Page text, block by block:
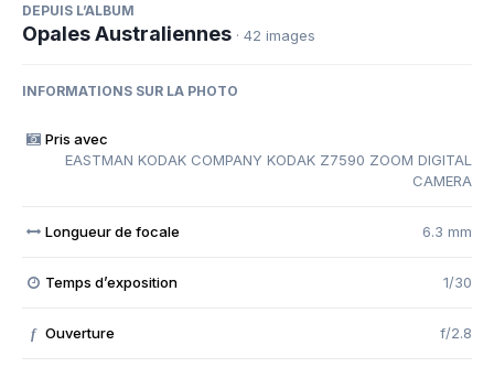
DEPUIS L’ALBUM
Opales Australiennes · 42 images
INFORMATIONS SUR LA PHOTO
Pris avec
EASTMAN KODAK COMPANY KODAK Z7590 ZOOM DIGITAL
CAMERA
Longueur de focale 6.3 mm
Temps d’exposition 1/30
f Ouverture f/2.8